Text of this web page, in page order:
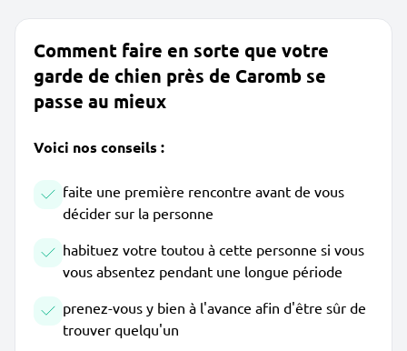
Comment faire en sorte que votre
garde de chien près de Caromb se
passe au mieux
Voici nos conseils :
faite une première rencontre avant de vous
décider sur la personne
habituez votre toutou à cette personne si vous
vous absentez pendant une longue période
prenez-vous y bien à l'avance afin d'être sûr de
trouver quelqu'un